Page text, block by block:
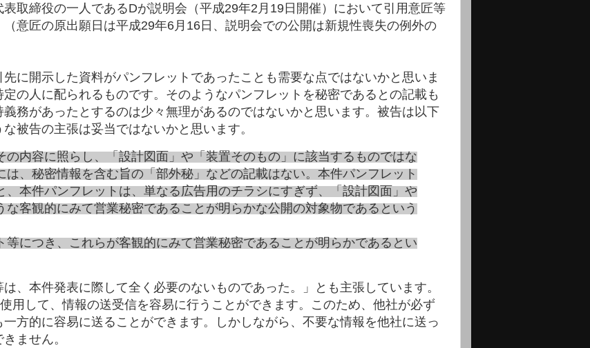
表取締役の一人であるDが説明会（平成29年2月19日開催）において引用意匠等
意匠の原出願日は平成29年6月16日、説明会での公開は新規性喪失の例外の
に開示した資料がパンフレットであったことも需要な点ではないかと思いま
の人に配られるものです。そのようなパンフレットを秘密であるとの記載も
務があったとするのは少々無理があるのではないかと思います。被告は以下
被告の主張は妥当ではないかと思います。
内容に照らし、「設計図面」や「装置そのもの」に該当するものではな
は、秘密情報を含む旨の「部外秘」などの記載はない。本件パンフレット
、本件パンフレットは、単なる広告用のチラシにすぎず、「設計図面」や
な客観的にみて営業秘密であることが明らかな公開の対象物であるという
等につき、これらが客観的にみて営業秘密であることが明らかであるとい
、本件発表に際して全く必要のないものであった。」とも主張しています。
用して、情報の送受信を容易に行うことができます。このため、他社が必ず
方的に容易に送ることができます。しかしながら、不要な情報を他社に送っ
ません。